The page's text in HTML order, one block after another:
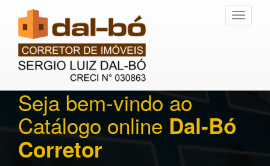
Toggle
Seja bem-vindo ao
Catálogo online Dal-Bó
Corretor